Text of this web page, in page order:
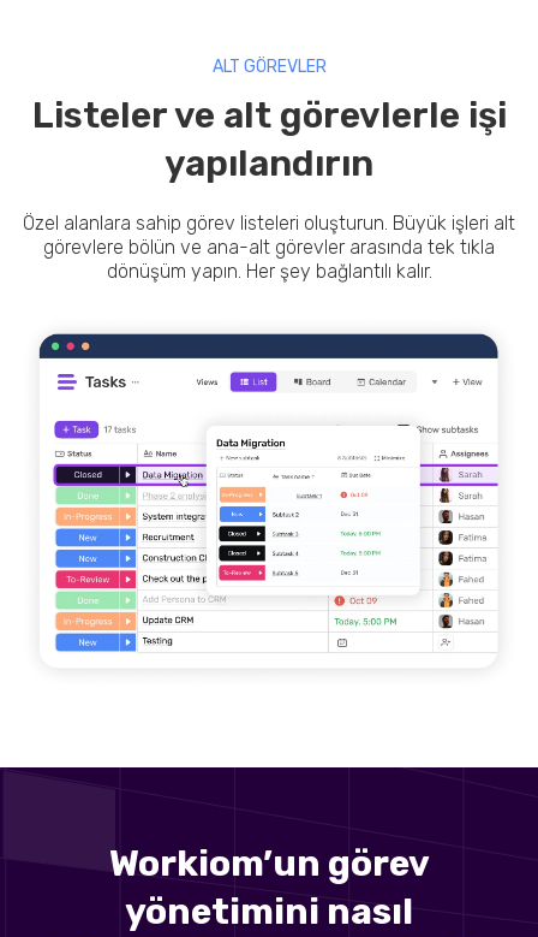
ALT GÖREVLER
Listeler ve alt görevlerle işi
yapılandırın
Özel alanlara sahip görev listeleri oluşturun. Büyük işleri alt
görevlere bölün ve ana-alt görevler arasında tek tıkla
dönüşüm yapın. Her şey bağlantılı kalır.
Workiom’un görev
yönetimini nasıl